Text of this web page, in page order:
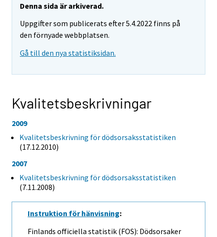
Denna sida är arkiverad.
Uppgifter som publicerats efter 5.4.2022 finns på
den förnyade webbplatsen.
Gå till den nya statistiksidan.
Kvalitetsbeskrivningar
2009
Kvalitetsbeskrivning för dödsorsaksstatistiken
(17.12.2010)
2007
Kvalitetsbeskrivning för dödsorsaksstatistiken
(7.11.2008)
Instruktion för hänvisning:
Finlands officiella statistik (FOS): Dödsorsaker